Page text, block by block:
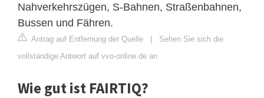
Nahverkehrszügen, S-Bahnen, Straßenbahnen,
Bussen und Fähren.
Antrag auf Entfernung der Quelle | Sehen Sie sich die
vollständige Antwort auf vvo-online.de an
Wie gut ist FAIRTIQ?